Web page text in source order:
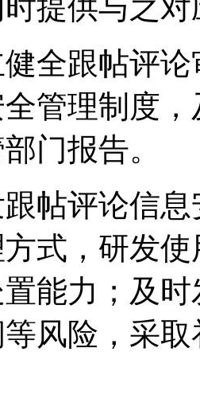
提供与之
健全跟帖评
管理制度
门报告。
跟帖评论信
式，研发
能力；及
风险，采